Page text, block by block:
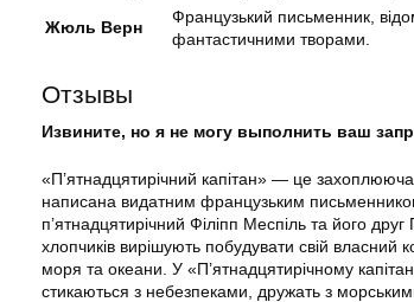
Жюль Верн
Французький письменник,
фантастичними творами.
Отзывы
Извините, но я не могу выполнить ваш
«П’ятнадцятирічний капітан» — це
написана видатним французьким
п’ятнадцятирічний Філіпп Меспіль та його
хлопчиків вирішують побудувати свій власний
моря та океани. У «П’ятнадцятирічному
стикаються з небезпеками, дружать з